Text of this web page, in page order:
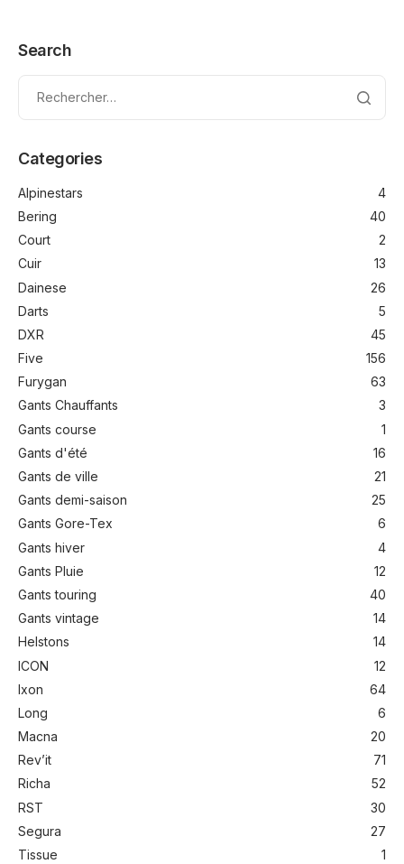
Search
Categories
Alpinestars
4
Bering
40
Court
2
Cuir
13
Dainese
26
Darts
5
DXR
45
Five
156
Furygan
63
Gants Chauffants
3
Gants course
1
Gants d'été
16
Gants de ville
21
Gants demi-saison
25
Gants Gore-Tex
6
Gants hiver
4
Gants Pluie
12
Gants touring
40
Gants vintage
14
Helstons
14
ICON
12
Ixon
64
Long
6
Macna
20
Rev’it
71
Richa
52
RST
30
Segura
27
Tissue
1